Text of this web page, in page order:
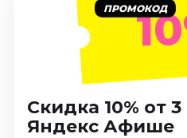
Сентябрь 2026
Октябрь 2026
Декабрь 2026
Январь 2027
Экскурсии
Сентябрь 2026
ПРОМОКОД
Скидка 10% от
Яндекс Афише